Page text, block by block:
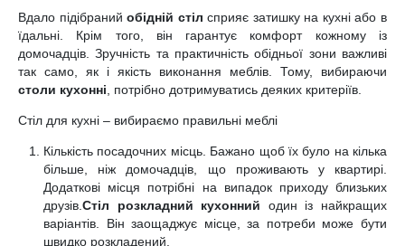
Вдало підібранийобідній стіл сприяє затишку на кухні або в
їдальні. Крім того, він гарантує комфорт кожному із
домочадців. Зручність та практичність обідньої зони важливі
так само, як і якість виконання меблів. Тому, вибираючи
столи кухонні , потрібно дотримуватись деяких критеріїв.
Стіл для кухні – вибираємо правильні меблі
Кількість посадочних місць. Бажано щоб їх було на кілька
більше, ніж домочадців, що проживають у квартирі.
Додаткові місця потрібні на випадок приходу близьких
друзів. Стіл розкладний кухонний один із найкращих
варіантів. Він заощаджує місце, за потреби може бути
швидко розкладений.